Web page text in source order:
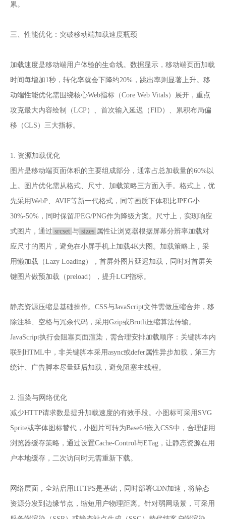
累。
三、性能优化：突破移动端加载速度瓶颈
加载速度是移动端用户体验的生命线。数据显示，移动端页面加载
时间每增加1秒，转化率就会下降约20%，跳出率则显著上升。移
动端性能优化需围绕核心Web指标（Core Web Vitals）展开，重点
攻克最大内容绘制（LCP）、首次输入延迟（FID）、累积布局偏
移（CLS）三大指标。
1. 资源加载优化
图片是移动端页面体积的主要组成部分，通常占总加载量的60%以
上。图片优化需从格式、尺寸、加载策略三方面入手。格式上，优
先采用WebP、AVIF等新一代格式，同等画质下体积比JPEG小
30%-50%，同时保留JPEG/PNG作为降级方案。尺寸上，实现响应
式图片，通过 srcset 与 sizes 属性让浏览器根据屏幕分辨率加载对
应尺寸的图片，避免在小屏手机上加载4K大图。加载策略上，采
用懒加载（Lazy Loading），首屏外图片延迟加载，同时对首屏关
键图片做预加载（preload），提升LCP指标。
静态资源压缩是基础操作。CSS与JavaScript文件需做压缩合并，移
除注释、空格与冗余代码，采用Gzip或Brotli压缩算法传输。
JavaScript执行会阻塞页面渲染，需合理安排加载顺序：关键脚本内
联到HTML中，非关键脚本采用async或defer属性异步加载，第三方
统计、广告脚本尽量延后加载，避免阻塞主线程。
2. 渲染与网络优化
减少HTTP请求数是提升加载速度的有效手段。小图标可采用SVG
Sprite或字体图标替代，小图片可转为Base64嵌入CSS中，合理使用
浏览器缓存策略，通过设置Cache-Control与ETag，让静态资源在用
户本地缓存，二次访问时无需重新下载。
网络层面，全站启用HTTPS是基础，同时部署CDN加速，将静态
资源分发到边缘节点，缩短用户物理距离。针对弱网场景，可采用